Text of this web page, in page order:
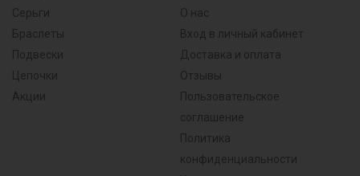
Серьги
Браслеты
Подвески
Цепочки
Акции
О нас
Вход в личный кабинет
Доставка и оплата
Отзывы
Пользовательское
соглашение
Политика
конфиденциальности